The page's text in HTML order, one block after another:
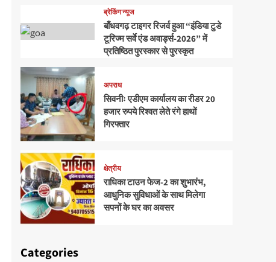
ब्रेकिंग न्यूज
बाँधवगढ़ टाइगर रिजर्व हुआ “इंडिया टुडे
टूरिज्म सर्वे एंड अवार्ड्स-2026” में
प्रतिष्ठित पुरस्कार से पुरस्कृत
अपराध
सिवनीः एडीएम कार्यालय का रीडर 20
हजार रुपये रिश्वत लेते रंगे हाथों
गिरफ्तार
क्षेत्रीय
राधिका टाउन फेज-2 का शुभारंभ,
आधुनिक सुविधाओं के साथ मिलेगा
सपनों के घर का अवसर
Categories